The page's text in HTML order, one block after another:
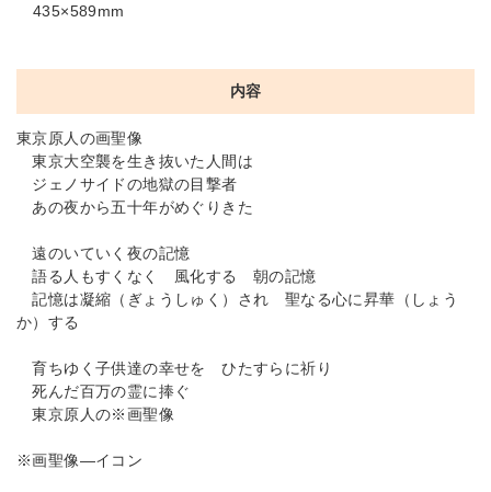
435×589mm
内容
東京原人の画聖像
東京大空襲を生き抜いた人間は
ジェノサイドの地獄の目撃者
あの夜から五十年がめぐりきた
遠のいていく夜の記憶
語る人もすくなく 風化する 朝の記憶
記憶は凝縮（ぎょうしゅく）され 聖なる心に昇華（しょう
か）する
育ちゆく子供達の幸せを ひたすらに祈り
死んだ百万の霊に捧ぐ
東京原人の※画聖像
※画聖像―イコン